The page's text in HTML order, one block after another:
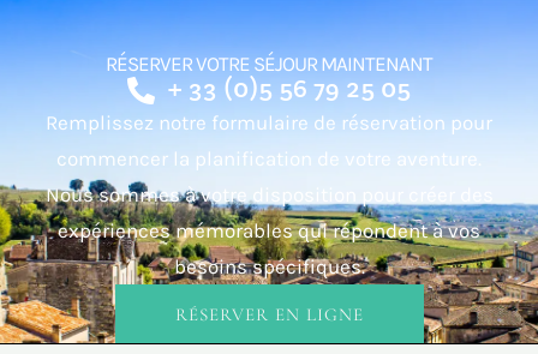
RÉSERVER VOTRE SÉJOUR MAINTENANT
+ 33 (0)5 56 79 25 05
Remplissez notre formulaire de réservation pour
commencer la planification de votre aventure.
Nous sommes à votre disposition pour créer des
expériences mémorables qui répondent à vos
besoins spécifiques.
RÉSERVER EN LIGNE